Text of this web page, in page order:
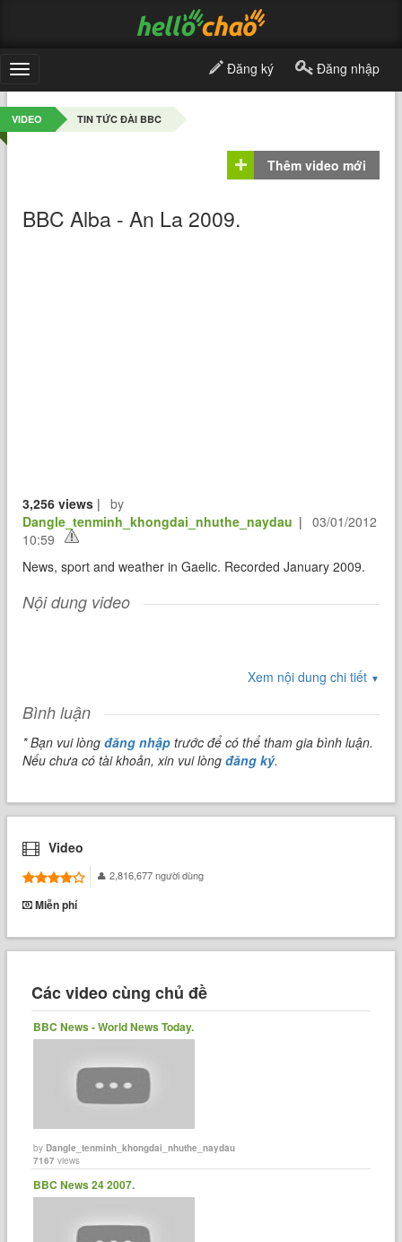
Toggle
navigation
Đăng ký Đăng nhập
VIDEO TIN TỨC ĐÀI BBC
Thêm video mới
BBC Alba - An La 2009.
3,256 views |
by
Dangle_tenminh_khongdai_nhuthe_naydau |
03/01/2012
10:59
News, sport and weather in Gaelic. Recorded January 2009.
Nội dung video
Xem nội dung chi tiết ▼
Bình luận
* Bạn vui lòngđăng nhập trước để có thể tham gia bình luận.
Nếu chưa có tài khoản, xin vui lòngđăng ký.
Video
2,816,677 người dùng
Miễn phí
Các video cùng chủ đề
BBC News - World News Today.
byDangle_tenminh_khongdai_nhuthe_naydau
7167 views
BBC News 24 2007.